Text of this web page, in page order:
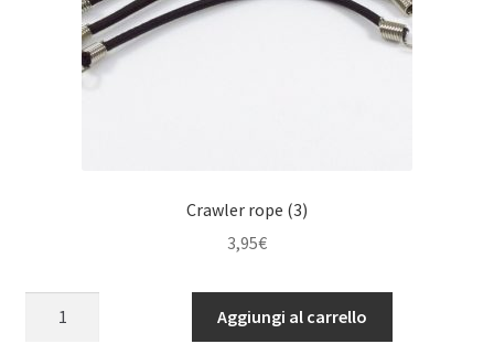
Crawler rope (3)
3,95€
Aggiungi al carrello